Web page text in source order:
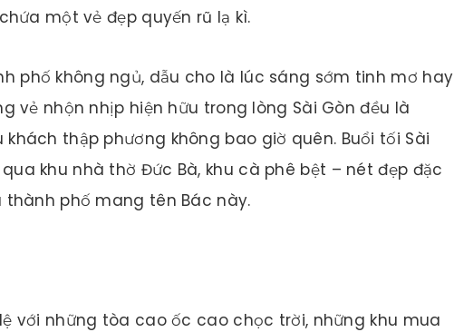
một vẻ đẹp quyến rũ lạ kì.
phố không ngủ, dẫu cho là lúc sáng sớm tinh mơ hay
vẻ nhộn nhịp hiện hữu trong lòng Sài Gòn đều là
thập phương không bao giờ quên. Buổi tối Sài
khu nhà thờ Đức Bà, khu cà phê bệt – nét đẹp đặc
phố mang tên Bác này.
với những tòa cao ốc cao chọc trời, những khu mua